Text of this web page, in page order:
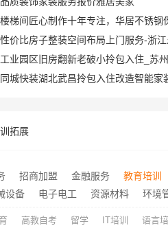
楼梯间匠心制作十年专注，华居不锈钢
同城快装湖北武昌拎包入住改造智能家
同城快装湖北急装装修哪家快品质施工
拓展
招商加盟 金融服务 教育培训
设备 电子电工 资源材料 环境
高教自考 留学 IT培训 语言培